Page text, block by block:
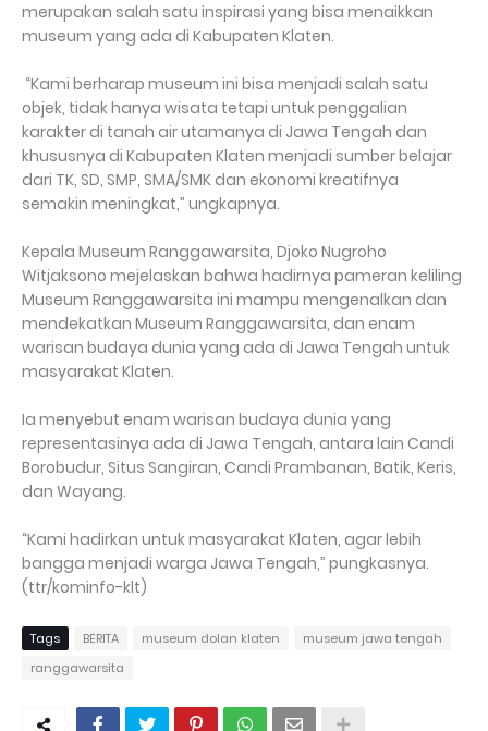
merupakan salah satu inspirasi yang bisa menaikkan
museum yang ada di Kabupaten Klaten.
“Kami berharap museum ini bisa menjadi salah satu
objek, tidak hanya wisata tetapi untuk penggalian
karakter di tanah air utamanya di Jawa Tengah dan
khususnya di Kabupaten Klaten menjadi sumber belajar
dari TK, SD, SMP, SMA/SMK dan ekonomi kreatifnya
semakin meningkat,” ungkapnya.
Kepala Museum Ranggawarsita, Djoko Nugroho
Witjaksono mejelaskan bahwa hadirnya pameran keliling
Museum Ranggawarsita ini mampu mengenalkan dan
mendekatkan Museum Ranggawarsita, dan enam
warisan budaya dunia yang ada di Jawa Tengah untuk
masyarakat Klaten.
Ia menyebut enam warisan budaya dunia yang
representasinya ada di Jawa Tengah, antara lain Candi
Borobudur, Situs Sangiran, Candi Prambanan, Batik, Keris,
dan Wayang.
“Kami hadirkan untuk masyarakat Klaten, agar lebih
bangga menjadi warga Jawa Tengah,” pungkasnya.
(ttr/kominfo-klt)
Tags BERITA museum dolan klaten
museum jawa tengah
ranggawarsita